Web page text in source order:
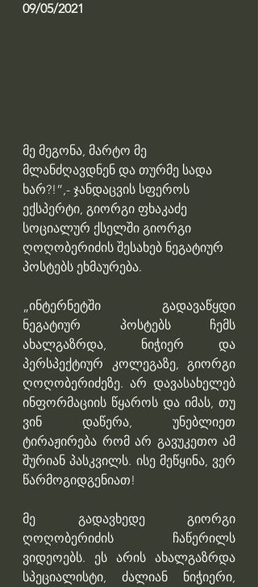
09/05/2021
მე მეგონა, მარტო მე
მლანძღავდნენ და თურმე სადა
ხარ?!”,- ჯანდაცვის სფეროს
ექსპერტი, გიორგი ფხაკაძე
სოციალურ ქსელში გიორგი
ღოღობერიძის შესახებ ნეგატიურ
პოსტებს ეხმაურება.
„ინტერნეტში გადავაწყდი
ნეგატიურ პოსტებს ჩემს
ახალგაზრდა, ნიჭიერ და
პერსპექტიურ კოლეგაზე, გიორგი
ღოღობერიძეზე. არ დავასახელებ
ინფორმაციის წყაროს და იმას, თუ
ვინ დაწერა, უნებლიეთ
ტირაჟირება რომ არ გავუკეთო ამ
შურიან პასკვილს. ისე მეწყინა, ვერ
წარმოგიდგენიათ!
მე გადავხედე გიორგი
ღოღობერიძის ჩაწერილს
ვიდეოებს. ეს არის ახალგაზრდა
სპეციალისტი, ძალიან ნიჭიერი,